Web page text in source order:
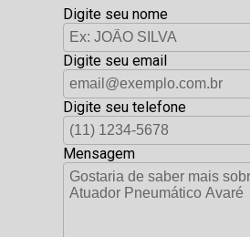
Digite seu nome
Digite seu email
Digite seu telefone
Mensagem